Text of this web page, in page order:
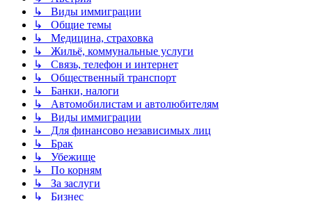
↳ Виды иммиграции
↳ Общие темы
↳ Медицина, страховка
↳ Жильё, коммунальные услуги
↳ Связь, телефон и интернет
↳ Общественный транспорт
↳ Банки, налоги
↳ Автомобилистам и автолюбителям
↳ Виды иммиграции
↳ Для финансово независимых лиц
↳ Брак
↳ Убежище
↳ По корням
↳ За заслуги
↳ Бизнес